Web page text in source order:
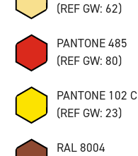
(REF GW: 62)
PANTONE 485
(REF GW: 80)
PANTONE 102 C
(REF GW: 23)
RAL 8004